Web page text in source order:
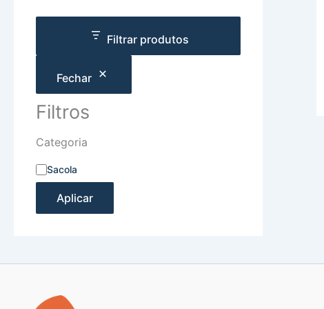
Filtrar produtos
Fechar
Filtros
Categoria
Sacola
Aplicar